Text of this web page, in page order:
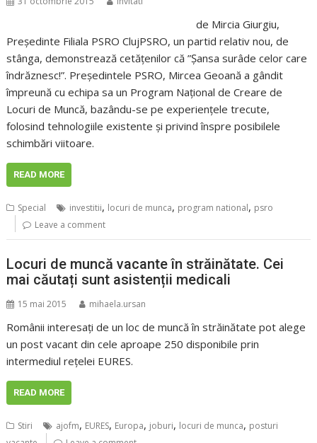
de Mircia Giurgiu,
Președinte Filiala PSRO ClujPSRO, un partid relativ nou, de
stânga, demonstrează cetățenilor că ”Șansa surâde celor care
îndrăznesc!”. Președintele PSRO, Mircea Geoană a gândit
împreună cu echipa sa un Program Național de Creare de
Locuri de Muncă, bazându-se pe experiențele trecute,
folosind tehnologiile existente și privind înspre posibilele
schimbări viitoare.
READ MORE
Special investitii, locuri de munca, program national, psro
Leave a comment
Locuri de muncă vacante în străinătate. Cei
mai căutați sunt asistenții medicali
15 mai 2015 mihaela.ursan
Românii interesați de un loc de muncă în străinătate pot alege
un post vacant din cele aproape 250 disponibile prin
intermediul reţelei EURES.
READ MORE
Stiri ajofm, EURES, Europa, joburi, locuri de munca, posturi